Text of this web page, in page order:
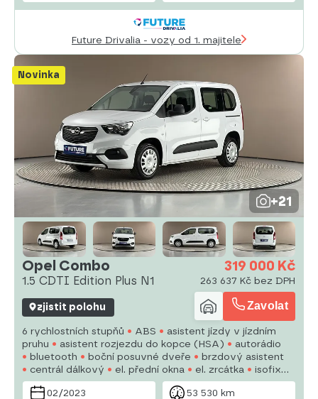
Future Drivalia - vozy od 1. majitele
Novinka
+21
Opel Combo
1.5 CDTI Edition Plus N1
319 000 Kč
263 637 Kč bez DPH
zjistit polohu Zavolat
6 rychlostních stupňů ABS
asistent jízdy v jízdním
pruhu
asistent rozjezdu do kopce (HSA)
autorádio
bluetooth
boční posuvné dveře
brzdový asistent
centrál dálkový
el. přední okna el. zrcátka
isofix
man. klimatizace
manuální převodovka
mlhovky
02/2023
53 530 km